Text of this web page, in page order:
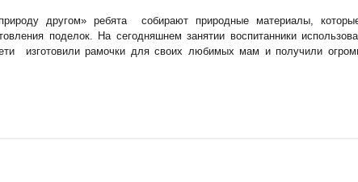
другом» ребята собирают природные материалы,
поделок. На сегодняшнем занятии воспитанники
изготовили рамочки для своих любимых мам и получили